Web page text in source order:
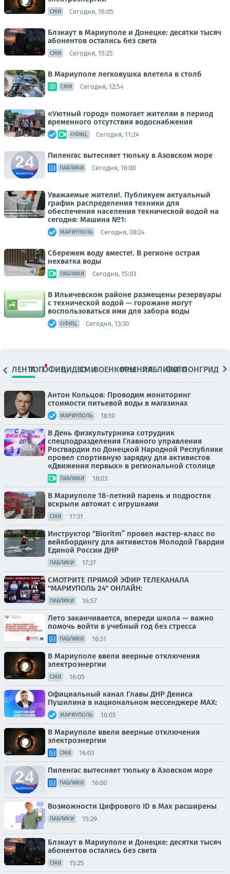
СМИ Сегодня, 16:05
Блэкаут в Мариуполе и Донецке: десятки тысяч
абонентов остались без света
СМИ Сегодня, 15:25
В Мариуполе легковушка влетела в столб
СМИ Сегодня, 12:54
«Уютный город» помогает жителям в период
временного отсутствия водоснабжения
ОФИЦ. Сегодня, 11:24
Пиленгас вытесняет тюльку в Азовском море
ПАБЛИКИ Сегодня, 16:00
Уважаемые жители!. Публикуем актуальный
график распределения техники для
обеспечения населения технической водой на
сегодня: Машина №1:
МАРИУПОЛЬ Сегодня, 08:24
Сбережем воду вместе!. В регионе острая
нехватка воды
ПАБЛИКИ Сегодня, 15:03
В Ильичевском районе размещены резервуары
с технической водой — горожане могут
воспользоваться ими для забора воды
ОФИЦ. Сегодня, 13:30
ЛЕНТАТОПОФИЦ.ВИДЕОСМИВОЕНКОРЫМНЕНИЯПАБЛИКИ
ФОТОЛОНГРИДЫ
Антон Кольцов: Проводим мониторинг
стоимости питьевой воды в магазинах
МАРИУПОЛЬ 18:10
В День физкультурника сотрудник
спецподразделения Главного управления
Росгвардии по Донецкой Народной Республике
провел спортивную зарядку для активистов
«Движения первых» в региональной столице
ПАБЛИКИ 18:03
В Мариуполе 18-летний парень и подросток
вскрыли автомат с игрушками
СМИ 17:31
Инструктор “Bioritm” провел мастер-класс по
вейкбордингу для активистов Молодой Гвардии
Единой России ДНР
ПАБЛИКИ 17:27
СМОТРИТЕ ПРЯМОЙ ЭФИР ТЕЛЕКАНАЛА
"МАРИУПОЛЬ 24" ОНЛАЙН:
ПАБЛИКИ 16:57
Лето заканчивается, впереди школа — важно
помочь войти в учебный год без стресса
ПАБЛИКИ 16:31
В Мариуполе ввели веерные отключения
электроэнергии
СМИ 16:05
Официальный канал Главы ДНР Дениса
Пушилина в национальном мессенджере MAX:
МАРИУПОЛЬ 16:05
В Мариуполе ввели веерные отключения
электроэнергии
СМИ 16:03
Пиленгас вытесняет тюльку в Азовском море
ПАБЛИКИ 16:00
Возможности Цифрового ID в Мах расширены
ПАБЛИКИ 15:29
Блэкаут в Мариуполе и Донецке: десятки тысяч
абонентов остались без света
СМИ 15:25